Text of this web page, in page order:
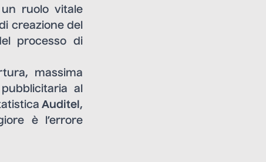
un ruolo vitale
creazione del
processo di
massima
al
Auditel ,
è l’errore